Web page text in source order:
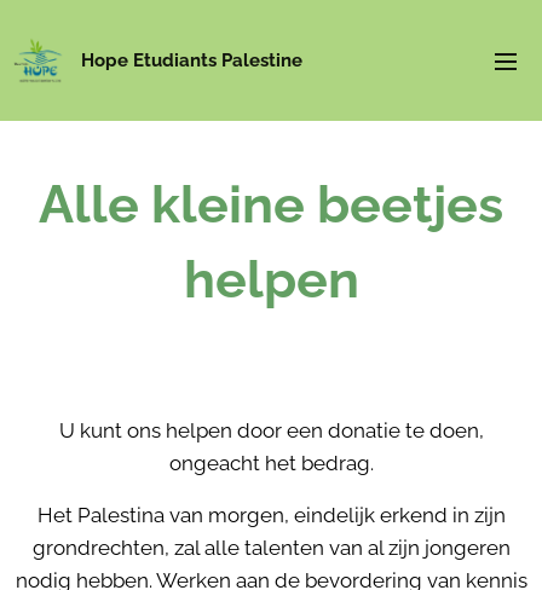
Hope Etudiants Palestine
Alle kleine beetjes
helpen
U kunt ons helpen door een donatie te doen,
ongeacht het bedrag.
Het Palestina van morgen, eindelijk erkend in zijn
grondrechten, zal alle talenten van al zijn jongeren
nodig hebben. Werken aan de bevordering van kennis